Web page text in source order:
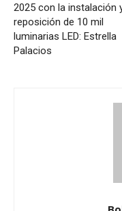
2025 con la instalación
reposición de 10 mil
luminarias LED: Estrella
Palacios